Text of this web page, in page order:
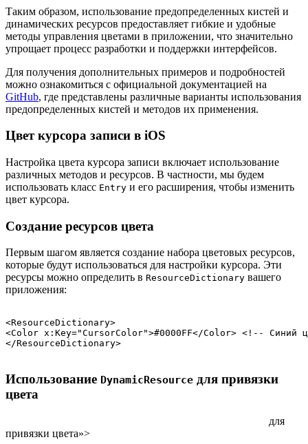
Таким образом, использование предопределенных кистей и
динамических ресурсов предоставляет гибкие и удобные
методы управления цветами в приложении, что значительно
упрощает процесс разработки и поддержки интерфейсов.
Для получения дополнительных примеров и подробностей
можно ознакомиться с официальной документацией на
GitHub, где представлены различные варианты использования
предопределенных кистей и методов их применения.
Цвет курсора записи в iOS
Настройка цвета курсора записи включает использование
различных методов и ресурсов. В частности, мы будем
использовать класс Entry и его расширения, чтобы изменить
цвет курсора.
Создание ресурсов цвета
Первым шагом является создание набора цветовых ресурсов,
которые будут использоваться для настройки курсора. Эти
ресурсы можно определить в ResourceDictionary вашего
приложения:
<ResourceDictionary>
<Color x:Key="CursorColor">#0000FF</Color> <!-- Синий
Использование DynamicResource для привязки
цвета
для
привязки цвета»>